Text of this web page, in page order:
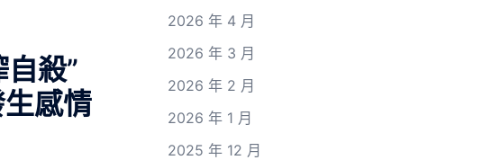
殺”
感情
2026 年 4 月
2026 年 3 月
2026 年 2 月
2026 年 1 月
2025 年 12 月